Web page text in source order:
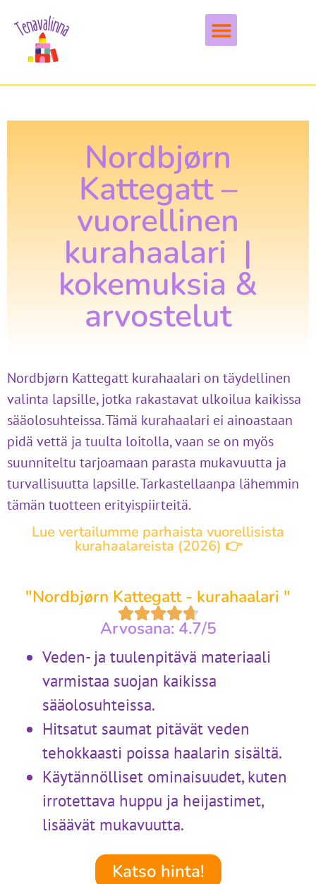
Nordbjørn
Kattegatt –
vuorellinen
kurahaalari |
kokemuksia &
arvostelut
Nordbjørn Kattegatt kurahaalari on täydellinen
valinta lapsille, jotka rakastavat ulkoilua kaikissa
sääolosuhteissa. Tämä kurahaalari ei ainoastaan
pidä vettä ja tuulta loitolla, vaan se on myös
suunniteltu tarjoamaan parasta mukavuutta ja
turvallisuutta lapsille. Tarkastellaanpa lähemmin
tämän tuotteen erityispiirteitä.
Lue vertailumme parhaista vuorellisista
kurahaalareista (2026) 👉
"Nordbjørn Kattegatt - kurahaalari "
Arvosana: 4.7/5
Veden- ja tuulenpitävä materiaali
varmistaa suojan kaikissa
sääolosuhteissa.
Hitsatut saumat pitävät veden
tehokkaasti poissa haalarin sisältä.
Käytännölliset ominaisuudet, kuten
irrotettava huppu ja heijastimet,
lisäävät mukavuutta.
Katso hinta!